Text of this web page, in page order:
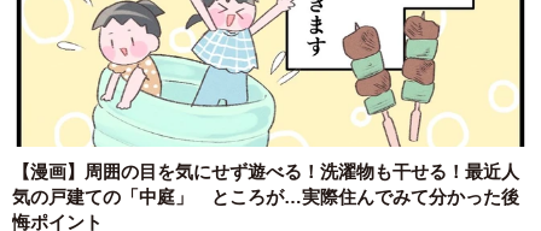
【漫画】周囲の目を気にせず遊べる！洗濯物も干せる！最近人
気の戸建ての「中庭」 ところが…実際住んでみて分かった後
悔ポイント